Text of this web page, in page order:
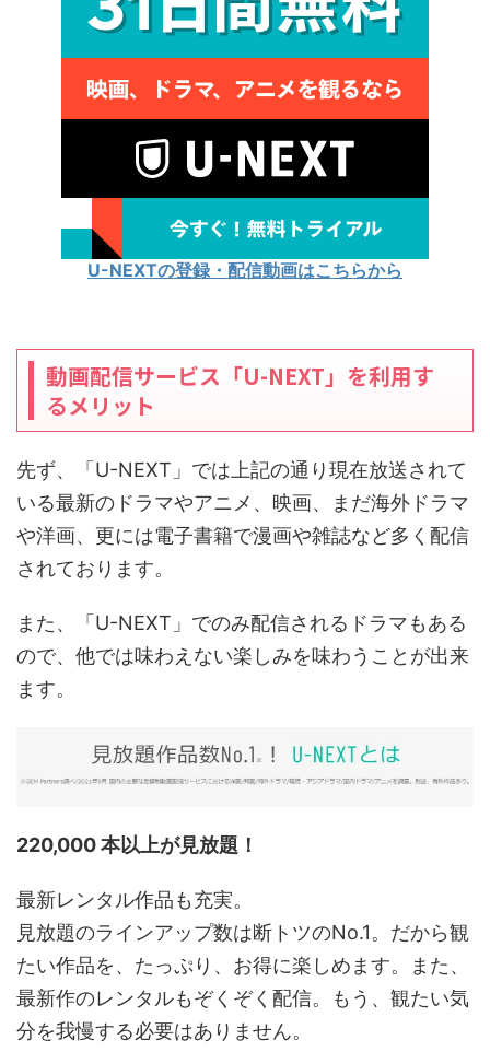
U-NEXTの登録・配信動画はこちらから
動画配信サービス「U-NEXT」を利用す
るメリット
先ず、「U-NEXT」では上記の通り現在放送されて
いる最新のドラマやアニメ、映画、まだ海外ドラマ
や洋画、更には電子書籍で漫画や雑誌など多く配信
されております。
また、「U-NEXT」でのみ配信されるドラマもある
ので、他では味わえない楽しみを味わうことが出来
ます。
220,000 本以上が見放題！
最新レンタル作品も充実。
見放題のラインアップ数は断トツのNo.1。だから観
たい作品を、たっぷり、お得に楽しめます。また、
最新作のレンタルもぞくぞく配信。もう、観たい気
分を我慢する必要はありません。